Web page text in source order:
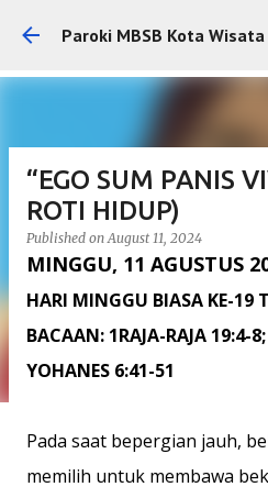
Skip to main
Paroki MBSB Kota Wisata
“EGO SUM PANIS
ROTI HIDUP)
Published onAugust 11, 2024
MINGGU, 11 AGUSTUS
HARI MINGGU BIASA KE-19
BACAAN: 1RAJA-RAJA 19:4-
YOHANES 6:41-51
Pada saat bepergian jauh,
memilih untuk membawa